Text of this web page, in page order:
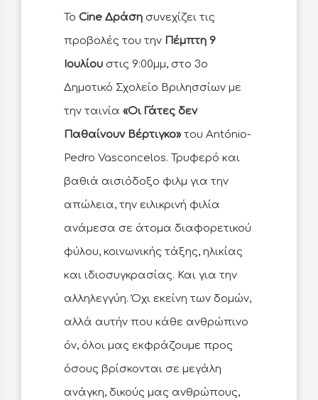
To Cine Δράση συνεχίζει τις
προβολές του την Πέμπτη 9
Ιουλίου στις 9:00μμ, στο 3ο
Δημοτικό Σχολείο Βριλησσίων με
την ταινία «Οι Γάτες δεν
Παθαίνουν Βέρτιγκο» του António-
Pedro Vasconcelos. Τρυφερό και
βαθιά αισιόδοξο φιλμ για την
απώλεια, την ειλικρινή φιλία
ανάμεσα σε άτομα διαφορετικού
φύλου, κοινωνικής τάξης, ηλικίας
και ιδιοσυγκρασίας. Και για την
αλληλεγγύη. Όχι εκείνη των δομών,
αλλά αυτήν που κάθε ανθρώπινο
όν, όλοι μας εκφράζουμε προς
όσους βρίσκονται σε μεγάλη
ανάγκη, δικούς μας ανθρώπους,